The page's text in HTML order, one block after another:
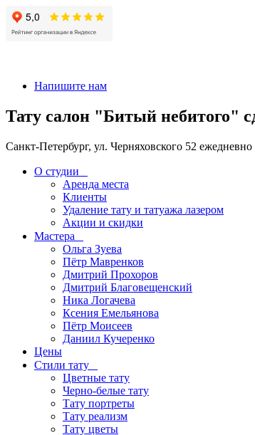
Напишите нам
Тату салон "Битый небитого"
Санкт-Петербург, ул. Черняховского 52
О студии
Аренда места
Клиенты
Удаление тату и татуажа лазером
Акции и скидки
Мастера
Ольга Зуева
Пётр Мавренков
Дмитрий Прохоров
Дмитрий Благовещенский
Ника Логачева
Ксения Емельянова
Пётр Моисеев
Даниил Кучеренко
Цены
Стили тату
Цветные тату
Черно-белые тату
Тату портреты
Тату реализм
Тату цветы